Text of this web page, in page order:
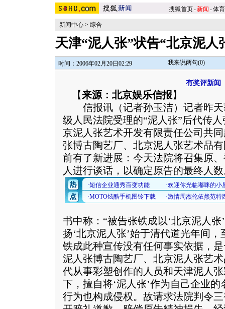
搜狐首页-新闻 -体育
新闻中心 > 综合
天津“泥人张”状告“北京泥
时间：2006年02月20日02:29 我来说两句(0)
有奖评新闻
【来源：北京娱乐信报 】
信报讯（记者孙玉洁）记者昨天
级人民法院受理的“泥人张”后代传
京泥人张艺术开发有限责任公司共
张博古陶艺厂、北京泥人张艺术品
前有了新进展：今天法院将召集原
人进行谈话，以确定原告的最终人
书中称：“被告张铁成以‘北京泥人
扬‘北京泥人张’始于清代道光年间
铁成此种宣传没有任何事实依据，
泥人张博古陶艺厂、北京泥人张艺
代从事彩塑创作的人员和天津泥人
下，擅自将‘泥人张’作为自己企业
行为也构成侵权。故请求法院判令